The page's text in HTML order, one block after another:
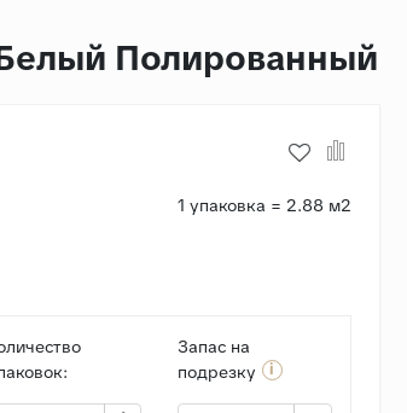
Полированный
1 упаковка = 2.88 м2
Запас на
подрезку
i